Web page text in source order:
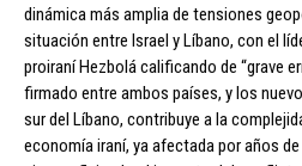
dinámica más amplia de tensiones
situación entre Israel y Líbano, con el
proiraní Hezbolá calificando de “grave
firmado entre ambos países, y los
sur del Líbano, contribuye a la
economía iraní, ya afectada por años